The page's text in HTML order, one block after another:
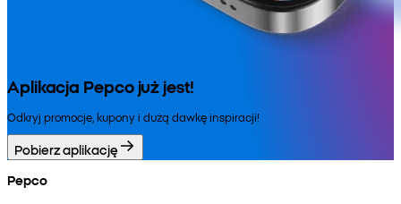
Aplikacja Pepco już jest!
Odkryj promocje, kupony i dużą dawkę inspiracji!
Pobierz aplikację
Pepco